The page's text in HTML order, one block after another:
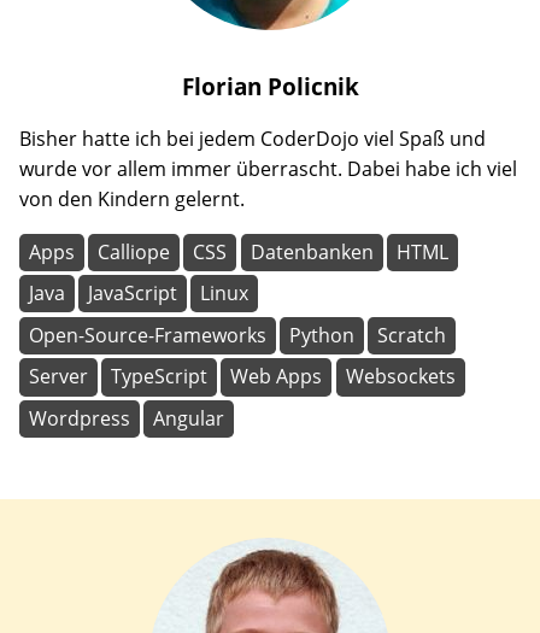
Florian Policnik
Bisher hatte ich bei jedem CoderDojo viel Spaß und
wurde vor allem immer überrascht. Dabei habe ich viel
von den Kindern gelernt.
Apps Calliope CSS Datenbanken
HTML
Java
JavaScript
Linux
Open-Source-Frameworks
Python
Scratch
Server
TypeScript Web Apps
Websockets
Wordpress
Angular